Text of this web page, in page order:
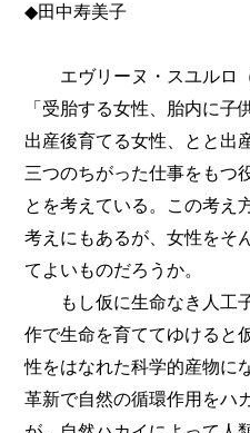
◆田中寿美子
エヴリーヌ・スユルロ（
「受胎する女性、胎内に子
出産後育てる女性、とと出
三つのちがった仕事をもつ
とを考えている。この考え
考えにもあるが、女性をそ
てよいものだろうか。
もし仮に生命なき人工
作で生命を育ててゆけると
性をはなれた科学的産物に
革新で自然の循環作用をハ